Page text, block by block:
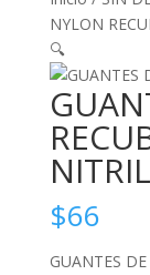
NYLON
🔍
$66
GUANTES